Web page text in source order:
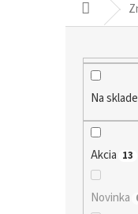
Domov
Na sklade
Akcia 13
Novinka